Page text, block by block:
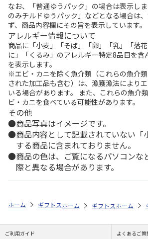
なお、「普通ゆうパック」の場合は表示し
のみチルドゆうパック」などとなる場合は
ず、商品内容欄にその旨を表示しています。
アレルギー情報について
商品に「小麦」「そば」「卵」「乳」「落
に」「くるみ」のアレルギー特定8品目を含
を表示します。
※エビ・カニを除く魚介類（これらの魚介
された加工品も含む）は、漁獲漁法により
いる場合があります。 また、これらの魚介
ビ・カニを食べている可能性があります。
その他
商品写真はイメージです。
商品内容として記載されていない「
する商品に含まれておりません。
商品の色は、ご覧になるパソコンな
際と異なる場合があります。
ホーム ギフトストア お中元・夏ギフト特集
ホーム ギフトストア お
ホーム
ご利用ガイド よくあるご質